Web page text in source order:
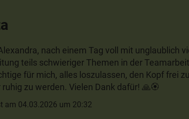
nach einem Tag voll mit unglaublich
teils schwieriger Themen in der
für mich, alles loszulassen, den Kopf frei
ruhig zu werden. Vielen Dank dafür! 🙏🏵️
am 04.03.2026 um 20:32